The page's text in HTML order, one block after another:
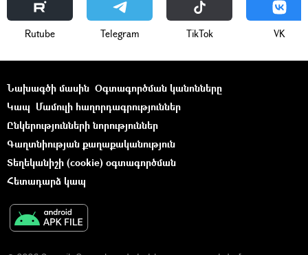
Rutube Telegram ТikТоk VK
Նախագծի մասին Օգտագործման կանոնները
Կապ Մամուլի հաղորդագրություններ
Ընկերությունների նորություններ
Գաղտնիության քաղաքականություն
Տեղեկանիշի (cookie) օգտագործման
Հետադարձ կապ